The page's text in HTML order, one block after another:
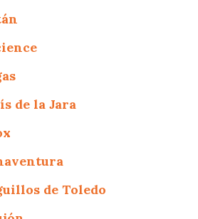
de la Jara
de Toledo